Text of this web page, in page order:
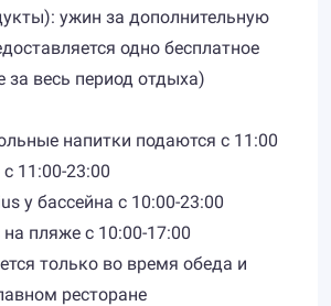
ужин за дополнительную
одно бесплатное
за весь период отдыха)
напитки подаются с 11:00
11:00-23:00
у бассейна с 10:00-23:00
пляже с 10:00-17:00
только во время обеда и
ресторане